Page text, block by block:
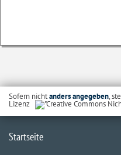
Sofern nichtanders angegeben,
Lizenz
Startseite